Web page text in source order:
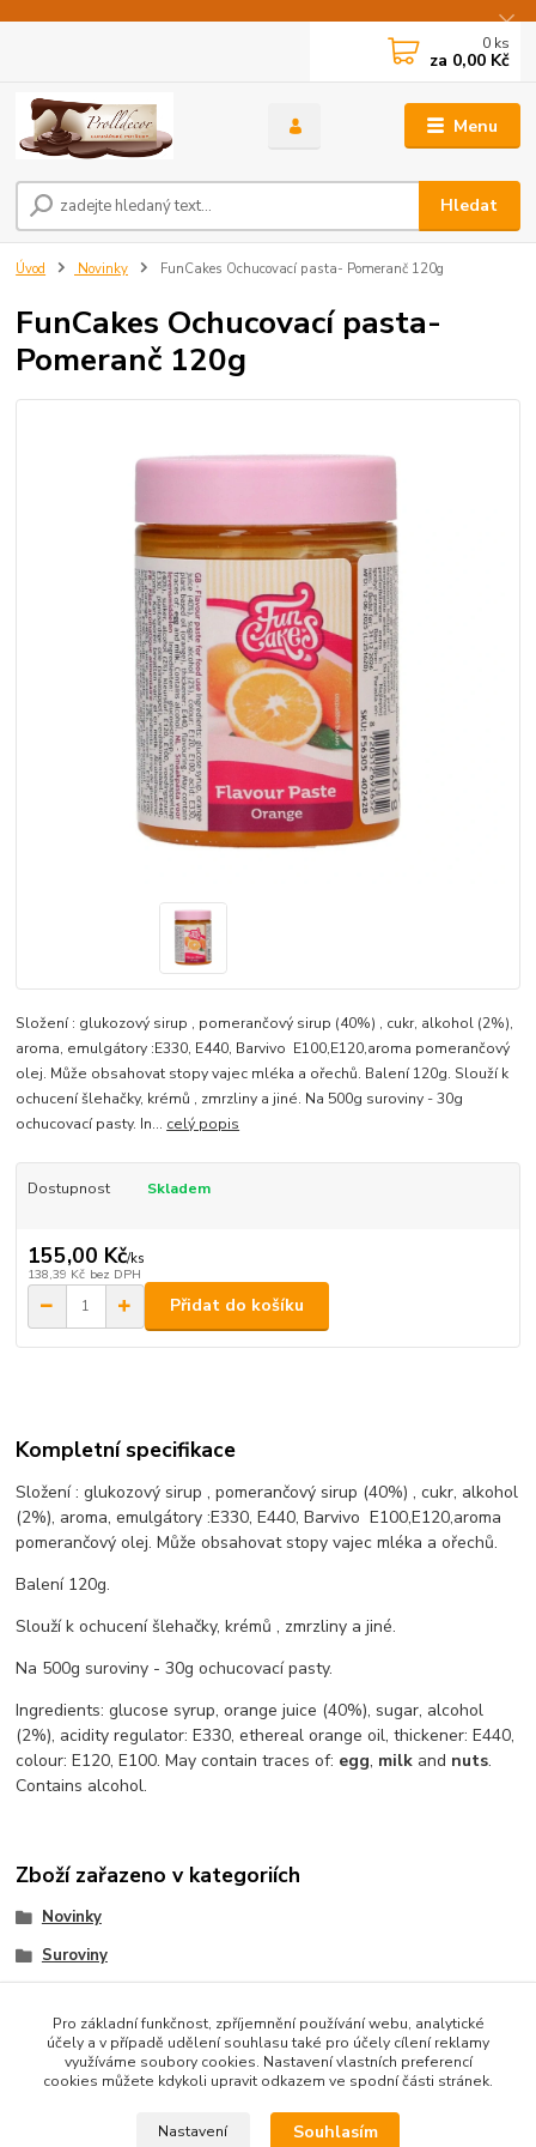
Menu
Hledat
0 ks
za 0,00 Kč
Úvod Novinky FunCakes Ochucovací pasta- Pomeranč 120g
FunCakes Ochucovací pasta-
Pomeranč 120g
Složení : glukozový sirup , pomerančový sirup (40%) , cukr, alkohol (2%),
aroma, emulgátory :E330, E440, Barvivo E100,E120,aroma pomerančový
olej. Může obsahovat stopy vajec mléka a ořechů. Balení 120g. Slouží k
ochucení šlehačky, krémů , zmrzliny a jiné. Na 500g suroviny - 30g
ochucovací pasty. In... celý popis
Dostupnost Skladem
155,00 Kč/ks
138,39 Kč bez DPH
Přidat do košíku
Kompletní specifikace
Složení : glukozový sirup , pomerančový sirup (40%) , cukr, alkohol
(2%), aroma, emulgátory :E330, E440, Barvivo E100,E120,aroma
pomerančový olej. Může obsahovat stopy vajec mléka a ořechů.
Balení 120g.
Slouží k ochucení šlehačky, krémů , zmrzliny a jiné.
Na 500g suroviny - 30g ochucovací pasty.
Ingredients: glucose syrup, orange juice (40%), sugar, alcohol
(2%), acidity regulator: E330, ethereal orange oil, thickener: E440,
colour: E120, E100. May contain traces of: egg, milk and nuts.
Contains alcohol.
Zboží zařazeno v kategoriích
Novinky
Suroviny
vystavit kupujícímu účtenku. Zároveň je povinen zaevidovat
Pro základní funkčnost, zpříjemnění používání webu, analytické
účely a v případě udělení souhlasu také pro účely cílení reklamy
využíváme soubory cookies. Nastavení vlastních preferencí
cookies můžete kdykoli upravit odkazem ve spodní části stránek.
Nastavení Souhlasím